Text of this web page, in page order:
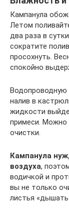
Кампанула
Летом
два раза в
сократите
просохнуть.
спокойно
Водопроводную
налив в
жидкости
примеси. Можно
очистки.
Кампанула
воздуха,
водичкой и
вы не только
листья